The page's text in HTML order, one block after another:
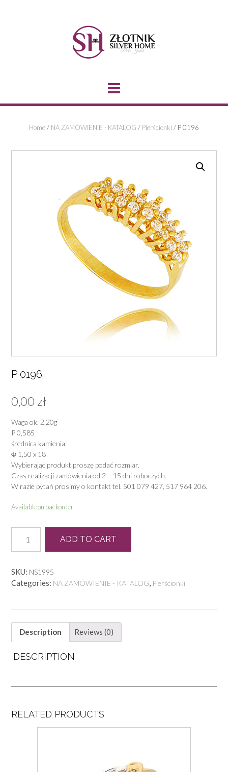
Home/ NA ZAMÓWIENIE - KATALOG / Pierścionki / P 0196
P 0196
0,00 zł
Waga ok. 2,20g
P 0,585
średnica kamienia
Φ 1,50 x 18
Wybierając produkt proszę podać rozmiar.
Czas realizacji zamówienia od 2 – 15 dni roboczych.
W razie pytań prosimy o kontakt tel. 501 079 427, 517 964 206.
Available on backorder
0196
quantity
ADD TO CART
SKU: NS1995
Categories: NA ZAMÓWIENIE - KATALOG, Pierścionki
Description Reviews (0)
DESCRIPTION
RELATED PRODUCTS